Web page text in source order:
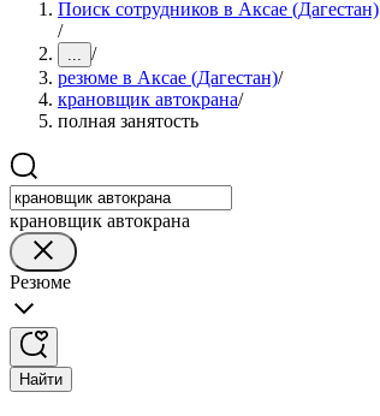
Поиск сотрудников в Аксае (Дагестан)
/
... /
резюме в Аксае (Дагестан)/
крановщик автокрана/
полная занятость
крановщик автокрана
Резюме
Найти